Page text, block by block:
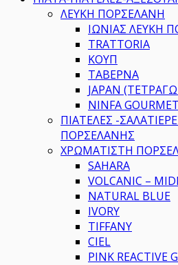
ΛΕΥΚΗ ΠΟΡΣΕΛΑΝΗ
ΙΩΝΙΑΣ ΛΕΥΚΗ
TRATTORIA
ΚΟΥΠ
ΤΑΒΕΡΝΑ
JAPAN
NINFA GOURMET
ΠΙΑΤΕΛΕΣ -
ΠΟΡΣΕΛΑΝΗΣ
ΧΡΩΜΑΤΙΣΤΗ
SAHARA
VOLCANIC –
NATURAL BLUE
IVORY
TIFFANY
CIEL
PINK REACTIVE